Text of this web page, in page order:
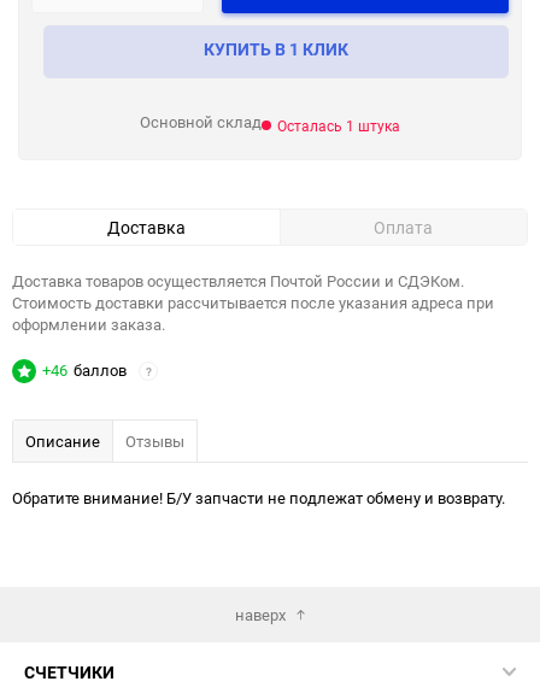
КУПИТЬ В 1 КЛИК
Основной склад Осталась 1 штука
Доставка Оплата
Доставка товаров осуществляется Почтой России и СДЭКом.
Стоимость доставки рассчитывается после указания адреса при
оформлении заказа.
+46 баллов ?
Описание Отзывы
Обратите внимание! Б/У запчасти не подлежат обмену и возврату.
наверх
СЧЕТЧИКИ